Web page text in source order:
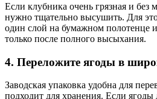
Если клубника очень грязная и без
нужно тщательно высушить. Для
один слой на бумажном полотенце
только после полного высыхания.
4. Переложите ягоды в
Заводская упаковка удобна для
подходит для хранения. Если